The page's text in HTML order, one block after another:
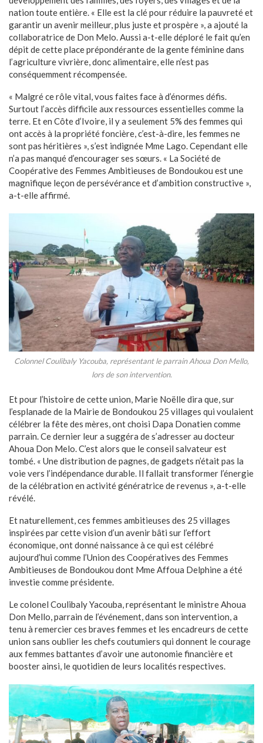
nation toute entière. « Elle est la clé pour réduire la pauvreté et
garantir un avenir meilleur, plus juste et prospère », a ajouté la
collaboratrice de Don Melo. Aussi a-t-elle déploré le fait qu’en
dépit de cette place prépondérante de la gente féminine dans
l’agriculture vivrière, donc alimentaire, elle n’est pas
conséquemment récompensée.
« Malgré ce rôle vital, vous faites face à d’énormes défis.
Surtout l’accès difficile aux ressources essentielles comme la
terre. Et en Côte d’Ivoire, il y a seulement 5% des femmes qui
ont accès à la propriété foncière, c’est-à-dire, les femmes ne
sont pas héritières », s’est indignée Mme Lago. Cependant elle
n’a pas manqué d’encourager ses sœurs. « La Société de
Coopérative des Femmes Ambitieuses de Bondoukou est une
magnifique leçon de persévérance et d’ambition constructive »,
a-t-elle affirmé.
Colonnel Coulibaly Yacouba, représentant le parrain Ahoua Don Mello,
lors de son intervention.
Et pour l’histoire de cette union, Marie Noëlle dira que, sur
l’esplanade de la Mairie de Bondoukou 25 villages qui voulaient
célébrer la fête des mères, ont choisi Dapa Donatien comme
parrain. Ce dernier leur a suggéra de s’adresser au docteur
Ahoua Don Melo. C’est alors que le conseil salvateur est
tombé. « Une distribution de pagnes, de gadgets n’était pas la
voie vers l’indépendance durable. Il fallait transformer l’énergie
de la célébration en activité génératrice de revenus », a-t-elle
révélé.
Et naturellement, ces femmes ambitieuses des 25 villages
inspirées par cette vision d’un avenir bâti sur l’effort
économique, ont donné naissance à ce qui est célébré
aujourd’hui comme l’Union des Coopératives des Femmes
Ambitieuses de Bondoukou dont Mme Affoua Delphine a été
investie comme présidente.
Le colonel Coulibaly Yacouba, représentant le ministre Ahoua
Don Mello, parrain de l’événement, dans son intervention, a
tenu à remercier ces braves femmes et les encadreurs de cette
union sans oublier les chefs coutumiers qui donnent le courage
aux femmes battantes d’avoir une autonomie financière et
booster ainsi, le quotidien de leurs localités respectives.